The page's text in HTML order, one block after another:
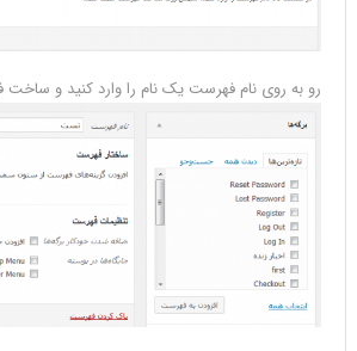
رو به روی نام فهرست یک نام را وارد کنید و ساخت